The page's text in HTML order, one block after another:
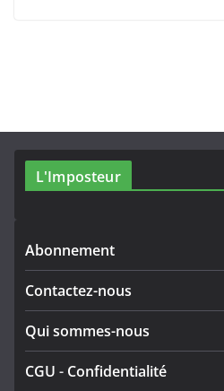
L'Imposteur
Abonnement
Contactez-nous
Qui sommes-nous
CGU - Confidentialité